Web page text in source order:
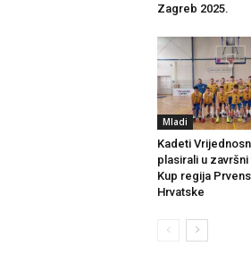
Zagreb 2025.
Mladi
Kadeti
plasirali u
Kup regija
Hrvatske